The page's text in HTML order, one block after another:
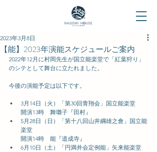
【能】2023年演能スケジュールご案内
2023年3月8日
2022年12月に村岡先生が国立能楽堂で「紅葉狩り」
のシテとして舞台に立たれました。
今後の演能予定は以下です。
3月14日（火）「第30回青翔会」国立能楽堂
開演13時　舞囃子『田村』
5月28日（日）「第十八回山井綱雄之會」国立能
楽堂
開演14時　能『道成寺』
6月10日（土）「円満井会定例能」矢来能楽堂